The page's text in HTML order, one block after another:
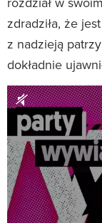
zdradziła, że
z nadzieją
dokładnie